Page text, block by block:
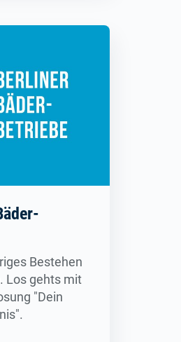
Bestehen
Los gehts mit
"Dein